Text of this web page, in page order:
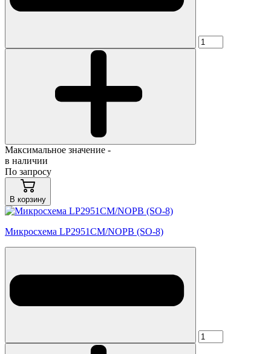
Максимальное значение -
в наличии
По запросу
В корзину
Микросхема LP2951CM/NOPB (SO-8)